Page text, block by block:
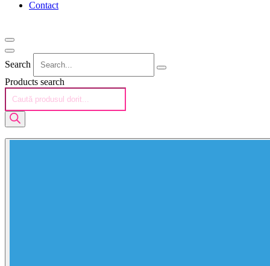
Contact
Search
Products search